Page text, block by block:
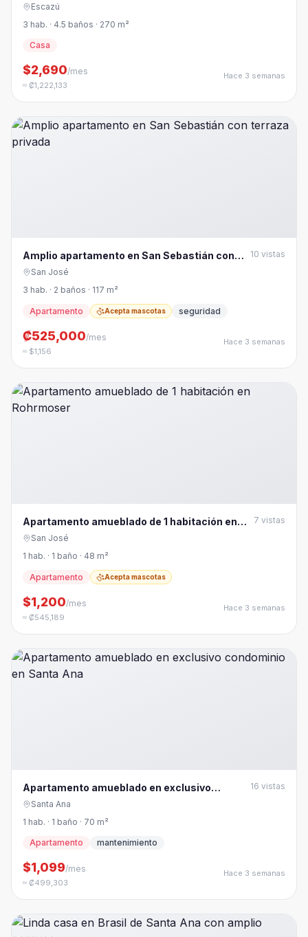
Escazú | 3 Habitaciones, 4.5 Baños
Escazú
3 hab. · 4.5 baños · 270 m²
Casa
$2,690/mes
≈ ₡1,222,133
Hace 3 semanas
Amplio apartamento en San Sebastián con
terraza privada
10 vistas
San José
3 hab. · 2 baños · 117 m²
Apartamento Acepta mascotas seguridad
₡525,000/mes
≈ $1,156
Hace 3 semanas
Apartamento amueblado de 1 habitación en
Rohrmoser
7 vistas
San José
1 hab. · 1 baño · 48 m²
Apartamento Acepta mascotas
$1,200/mes
≈ ₡545,189
Hace 3 semanas
Apartamento amueblado en exclusivo
condominio en Santa Ana
16 vistas
Santa Ana
1 hab. · 1 baño · 70 m²
Apartamento
mantenimiento
$1,099/mes
≈ ₡499,303
Hace 3 semanas